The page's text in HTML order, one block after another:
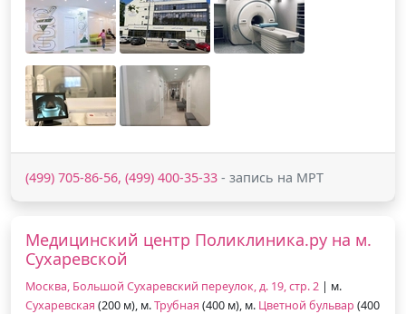
(499) 705-86-56, (499) 400-35-33 - запись на МРТ
Медицинский центр Поликлиника.ру на м.
Сухаревской
Москва, Большой Сухаревский переулок, д. 19, стр. 2 | м.
Сухаревская (200 м), м.Трубная (400 м), м. Цветной бульвар (400